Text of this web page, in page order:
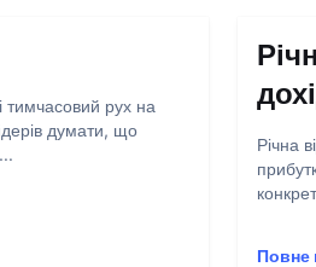
тимчасовий рух на
думати, що
Річна
Повне